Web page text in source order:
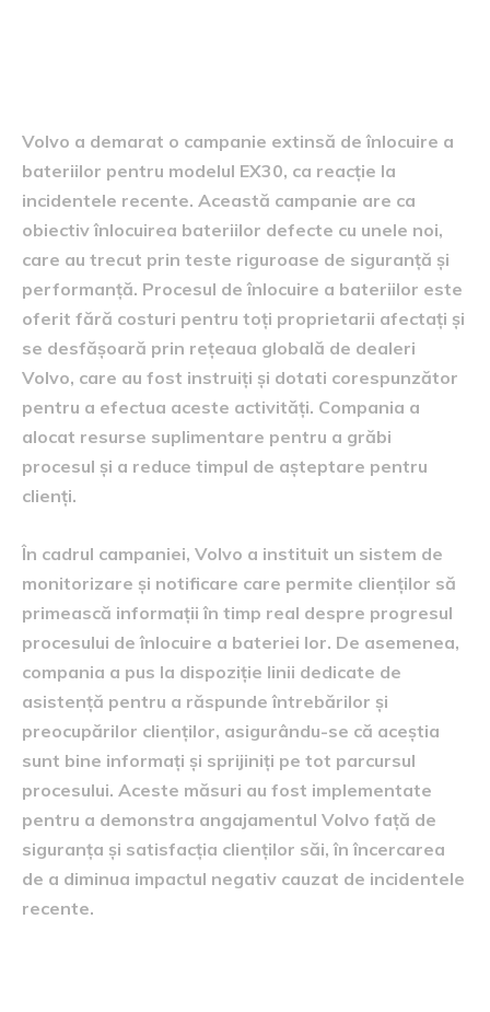
Volvo a demarat o campanie extinsă de înlocuire a
bateriilor pentru modelul EX30, ca reacție la
incidentele recente. Această campanie are ca
obiectiv înlocuirea bateriilor defecte cu unele noi,
care au trecut prin teste riguroase de siguranță și
performanță. Procesul de înlocuire a bateriilor este
oferit fără costuri pentru toți proprietarii afectați și
se desfășoară prin rețeaua globală de dealeri
Volvo, care au fost instruiți și dotati corespunzător
pentru a efectua aceste activități. Compania a
alocat resurse suplimentare pentru a grăbi
procesul și a reduce timpul de așteptare pentru
clienți.
În cadrul campaniei, Volvo a instituit un sistem de
monitorizare și notificare care permite clienților să
primească informații în timp real despre progresul
procesului de înlocuire a bateriei lor. De asemenea,
compania a pus la dispoziție linii dedicate de
asistență pentru a răspunde întrebărilor și
preocupărilor clienților, asigurându-se că aceștia
sunt bine informați și sprijiniți pe tot parcursul
procesului. Aceste măsuri au fost implementate
pentru a demonstra angajamentul Volvo față de
siguranța și satisfacția clienților săi, în încercarea
de a diminua impactul negativ cauzat de incidentele
recente.